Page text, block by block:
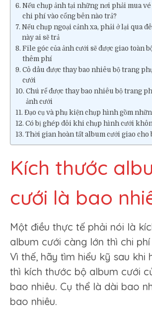
Nếu chụp ảnh tại những nơi phải mua
chi phí vào cổng bên nào trả?
Nếu chụp ngoại cảnh xa, phải ở lại qua
này ai sẽ trả
File góc của ảnh cưới sẽ được giao toàn
thêm phí
Cô dâu được thay bao nhiêu bộ trang
cưới
Chú rể được thay bao nhiêu bộ trang
ảnh cưới
Đạo cụ và phụ kiện chụp hình gồm
Có bị ghép đôi khi chụp hình cưới
Thời gian hoàn tất album cưới giao cho
Kích thước
cưới là bao
Một điều thực tế phải nói là
album cưới càng lớn thì chi phí
Vì thế, hãy tìm hiểu kỹ sau khi
thì kích thước bộ album cưới
bao nhiêu. Cụ thể là dài bao
bao nhiêu.